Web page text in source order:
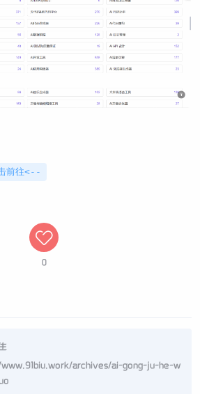
前往<--
0
archives/ai-gong-ju-he-w